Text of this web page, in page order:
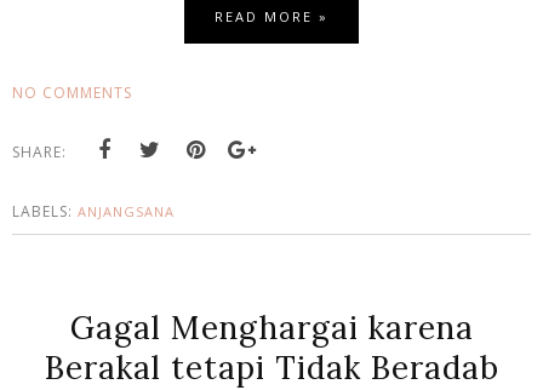
READ MORE »
NO COMMENTS
SHARE:
LABELS: ANJANGSANA
Gagal Menghargai karena
Berakal tetapi Tidak Beradab